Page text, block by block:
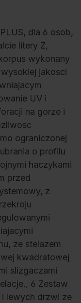
dla 6 osob,
litery Z,
wykonany
jakosci
UV i
na gorze i
ograniczonej
o profilu
haczykami
przed
z
ze stelazem
kwadratowej
slizgaczami
6 Zestaw
lewych drzwi ze